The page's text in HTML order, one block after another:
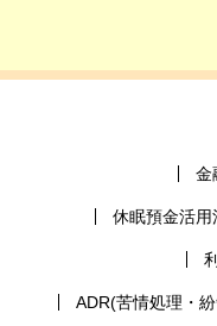
金
休眠預金活
ADR(苦情処理・